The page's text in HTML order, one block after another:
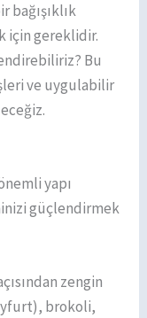
bağışıklık
için gereklidir.
Bu
ve uygulabilir
yapı
güçlendirmek
zengin
brokoli,